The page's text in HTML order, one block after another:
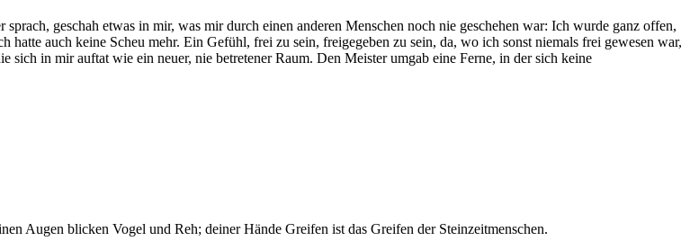
geschah etwas in mir, was mir durch einen anderen Menschen noch nie geschehen war: Ich wurde ganz offen,
auch keine Scheu mehr. Ein Gefühl, frei zu sein, freigegeben zu sein, da, wo ich sonst niemals frei gewesen war,
in mir auftat wie ein neuer, nie betretener Raum. Den Meister umgab eine Ferne, in der sich keine
Augen blicken Vogel und Reh; deiner Hände Greifen ist das Greifen der Steinzeitmenschen.